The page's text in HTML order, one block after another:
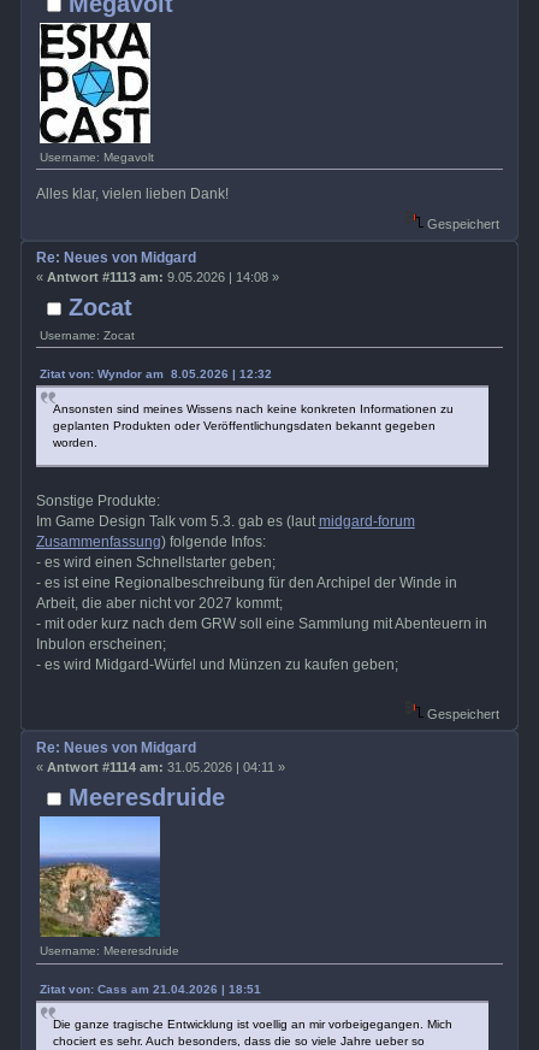
Username: Megavolt
Alles klar, vielen lieben Dank!
Gespeichert
Zocat
Username: Zocat
Re: Neues von Midgard
« Antwort #1113 am: 9.05.2026 | 14:08 »
Zitat von: Wyndor am 8.05.2026 | 12:32
Ansonsten sind meines Wissens nach keine konkreten Informationen zu
geplanten Produkten oder Veröffentlichungsdaten bekannt gegeben
worden.
Sonstige Produkte:
Im Game Design Talk vom 5.3. gab es (lautmidgard-forum
Zusammenfassung) folgende Infos:
- es wird einen Schnellstarter geben;
- es ist eine Regionalbeschreibung für den Archipel der Winde in
Arbeit, die aber nicht vor 2027 kommt;
- mit oder kurz nach dem GRW soll eine Sammlung mit Abenteuern in
Inbulon erscheinen;
- es wird Midgard-Würfel und Münzen zu kaufen geben;
Gespeichert
Meeresdruide
Username: Meeresdruide
Re: Neues von Midgard
« Antwort #1114 am: 31.05.2026 | 04:11 »
Zitat von: Cass am 21.04.2026 | 18:51
Die ganze tragische Entwicklung ist voellig an mir vorbeigegangen. Mich
chociert es sehr. Auch besonders, dass die so viele Jahre ueber so